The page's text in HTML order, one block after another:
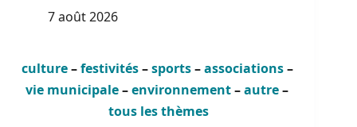
7 août 2026
culture–festivités–sports–associations–
vie municipale–environnement–autre–
tous les thèmes